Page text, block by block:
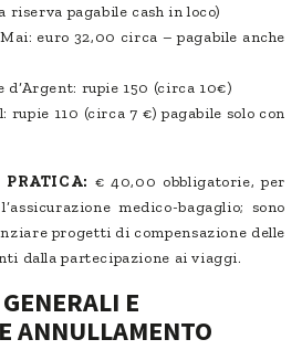
riserva pagabile cash in loco)
euro 32,00 circa – pagabile anche
d’Argent: rupie 150 (circa 10€)
rupie 110 (circa 7 €) pagabile solo con
PRATICA: € 40,00 obbligatorie, per
medico-bagaglio; sono
progetti di compensazione delle
dalla partecipazione ai viaggi.
E
ANNULLAMENTO